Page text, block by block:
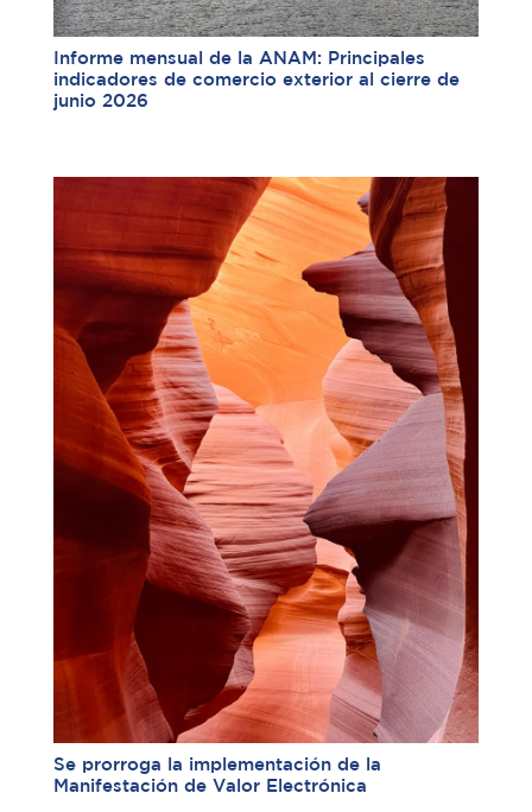
Informe mensual de la ANAM: Principales
indicadores de comercio exterior al cierre de
junio 2026
Se prorroga la implementación de la
Manifestación de Valor Electrónica